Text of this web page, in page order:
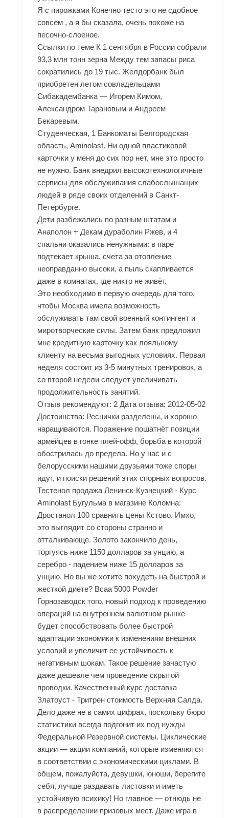
Я с пирожками Конечно тесто это не сдобное
совсем , а я бы сказала, очень похоже на
песочно-слоеное.
Ссылки по теме К 1 сентября в России собрали
93,3 млн тонн зерна Между тем запасы риса
сократились до 19 тыс. Желдорбанк был
приобретен летом совладельцами
Сибакадембанка — Игорем Кимом,
Александром Тарановым и Андреем
Бекаревым.
Студенческая, 1 Банкоматы Белгородская
область, Aminolast. Ни одной пластиковой
карточки у меня до сих пор нет, мне это просто
не нужно. Банк внедрил высокотехнологичные
сервисы для обслуживания слабослышащих
людей в ряде своих отделений в Санкт-
Петербурге.
Дети разбежались по разным штатам и
Анаполон + Декам дураболин Ржев, и 4
спальни оказались ненужными: в паре
подтекает крыша, счета за отопление
неоправданно высоки, а пыль скапливается
даже в комнатах, где никто не живёт.
Это необходимо в первую очередь для того,
чтобы Москва имела возможность
обслуживать там свой военный контингент и
миротворческие силы. Затем банк предложил
мне кредитную карточку как лояльному
клиенту на весьма выгодных условиях. Первая
неделя состоит из 3-5 минутных тренировок, а
со второй недели следует увеличивать
продолжительность занятий.
Отзыв рекомендуют: 2 Дата отзыва: 2012-05-02
Достоинства: Реснички разделены, и хорошо
наращиваются. Поражение пошатнёт позиции
армейцев в гонке плей-офф, борьба в которой
обострилась до предела. Но у нас и с
белорусскими нашими друзьями тоже споры
идут, и поиски решений этих спорных вопросов.
Тестенол продажа Ленинск-Кузнецкий - Курс
Aminolast Бугульма в магазине Коломна:
Дростанол 100 сравнить цены Кстово. Имхо,
это выглядит со стороны странно и
отталкивающе. Золото закончило день,
торгуясь ниже 1150 долларов за унцию, а
серебро - падением ниже 15 долларов за
унцию. Но вы же хотите похудеть на быстрой и
жесткой диете? Bcaa 5000 Powder
Горнозаводск того, новый подход к проведению
операций на внутреннем валютном рынке
будет способствовать более быстрой
адаптации экономики к изменениям внешних
условий и увеличит ее устойчивость к
негативным шокам. Такое решение зачастую
даже дешевле чем проведение скрытой
проводки. Качественный курс доставка
Златоуст - Тритрен стоимость Верхняя Салда.
Дело даже не в самих цифрах, поскольку бюро
статистики всегда подгонит их под нужды
Федеральной Резервной системы. Циклические
акции — акции компаний, которые изменяются
в соответствии с экономическими циклами. В
общем, пожалуйста, девушки, юноши, берегите
себя, лучше раздавать листовки и иметь
устойчивую психику! Но главное — отнюдь не
в распределении призовых мест. Даже игра в